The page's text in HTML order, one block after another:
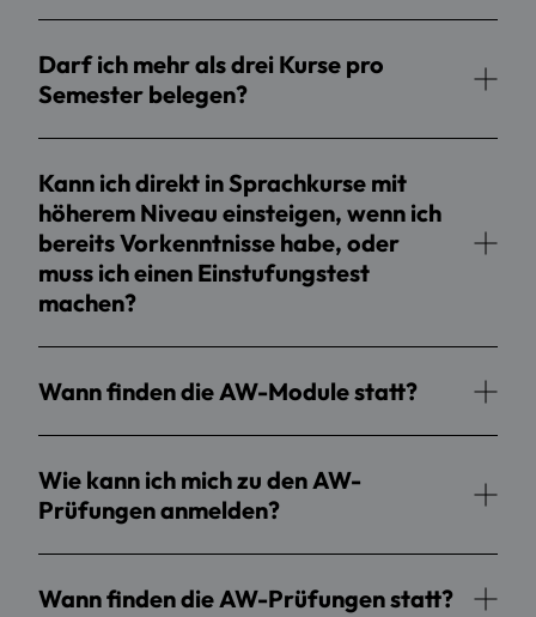
Darf ich mehr als drei Kurse pro
Semester belegen?
Kann ich direkt in Sprachkurse mit
höherem Niveau einsteigen, wenn ich
bereits Vorkenntnisse habe, oder
muss ich einen Einstufungstest
machen?
Wann finden die AW-Module statt?
Wie kann ich mich zu den AW-
Prüfungen anmelden?
Wann finden die AW-Prüfungen statt?